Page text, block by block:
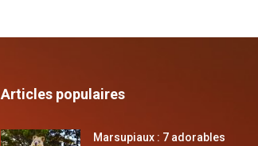
Articles populaires
Marsupiaux : 7 adorables